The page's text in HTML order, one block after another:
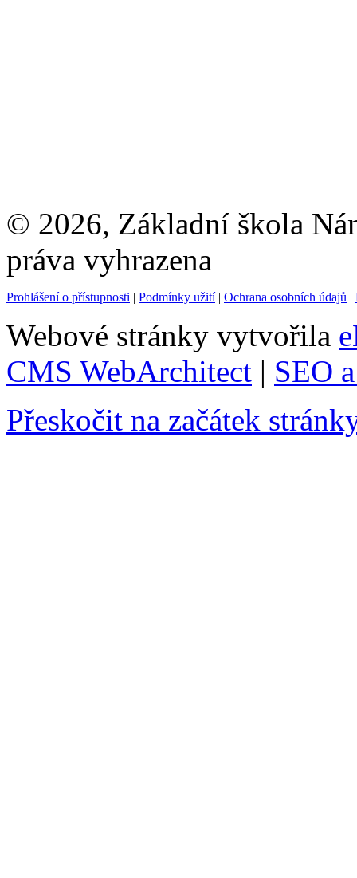
© 2026, Základní škola
práva vyhrazena
Prohlášení o přístupnosti | Podmínky užití| Ochrana osobních údajů |
Webové stránky vytvořila
CMS WebArchitect | SEO
Přeskočit na začátek